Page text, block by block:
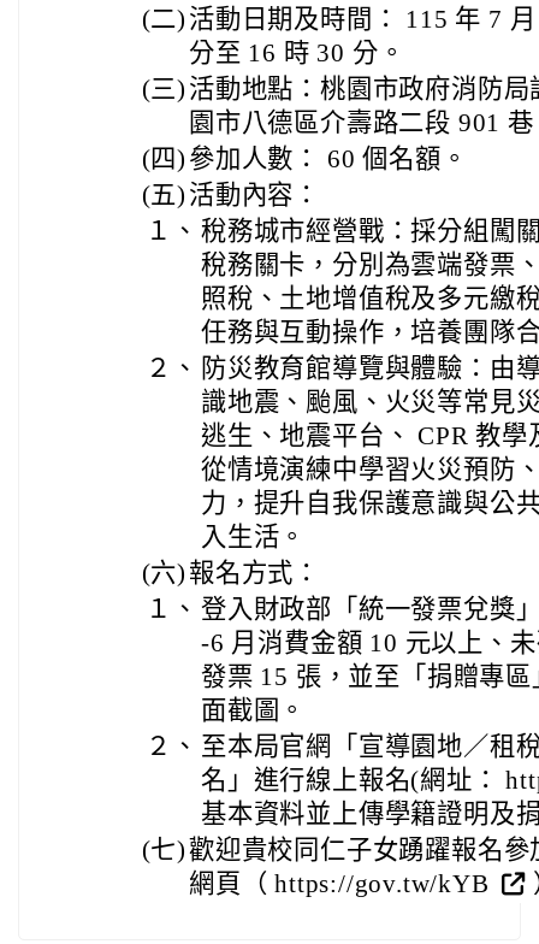
(二) 活動日期及時間： 115 年 7
分至 16 時 30 分。
(三) 活動地點：桃園市政府消防
園市八德區介壽路二段 901
(四) 參加人數： 60 個名額。
(五) 活動內容：
１、 稅務城市經營戰：採分組闖
稅務關卡，分別為雲端發票
照稅、土地增值稅及多元繳
任務與互動操作，培養團隊
２、 防災教育館導覽與體驗：由
識地震、颱風、火災等常見
逃生、地震平台、 CPR 教
從情境演練中學習火災預防
力，提升自我保護意識與公
入生活。
(六) 報名方式：
１、 登入財政部「統一發票兌獎
-6 月消費金額 10 元以上、
發票 15 張，並至「捐贈專
面截圖。
２、 至本局官網「宣導園地／租
名」進行線上報名(網址：
基本資料並上傳學籍證明及
(七)歡迎貴校同仁子女踴躍報名
網頁（ https://gov.tw/kYB